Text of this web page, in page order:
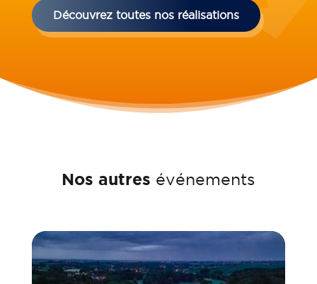
Découvrez toutes nos réalisations
Nos autres événements